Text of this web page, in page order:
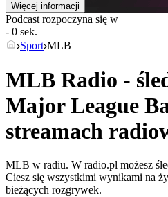
Więcej informacji
Podcast rozpoczyna się w
- 0 sek.
Sport MLB
MLB Radio -
Major League
streamach
MLB w radiu. W radio.pl możesz
Ciesz się wszystkimi wynikami na
bieżących rozgrywek.